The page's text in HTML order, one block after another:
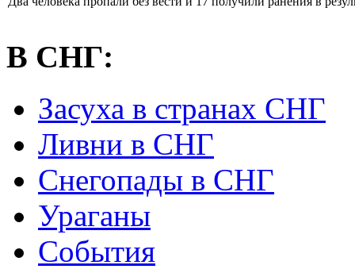
В СНГ:
Засуха в странах СНГ
Ливни в СНГ
Снегопады в СНГ
Ураганы
События